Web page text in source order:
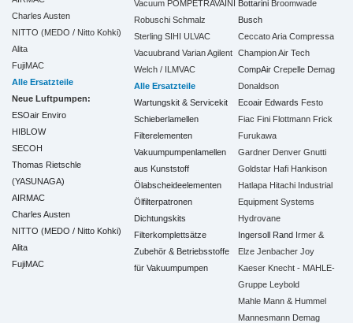
Charles Austen
NITTO (MEDO / Nitto Kohki)
Alita
FujiMAC
Alle Ersatzteile
Neue Luftpumpen:
ESOair Enviro
HIBLOW
SECOH
Thomas Rietschle
(YASUNAGA)
AIRMAC
Charles Austen
NITTO (MEDO / Nitto Kohki)
Alita
FujiMAC
Vacuum POMPETRAVAINI
Robuschi Schmalz
Sterling SIHI ULVAC
Vacuubrand Varian Agilent
Welch / ILMVAC
Alle Ersatzteile
Wartungskit & Servicekit
Schieberlamellen
Filterelementen
Vakuumpumpenlamellen
aus Kunststoff
Ölabscheideelementen
Ölfilterpatronen
Dichtungskits
Filterkomplettsätze
Zubehör & Betriebsstoffe
für Vakuumpumpen
Bottarini Broomwade
Busch
Ceccato Aria Compressa
Champion Air Tech
CompAir Crepelle Demag
Donaldson
Ecoair Edwards Festo
Fiac Fini Flottmann Frick
Furukawa
Gardner Denver Gnutti
Goldstar Hafi Hankison
Hatlapa Hitachi Industrial
Equipment Systems
Hydrovane
Ingersoll Rand Irmer &
Elze Jenbacher Joy
Kaeser Knecht - MAHLE-
Gruppe Leybold
Mahle Mann & Hummel
Mannesmann Demag